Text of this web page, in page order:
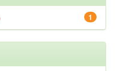
1